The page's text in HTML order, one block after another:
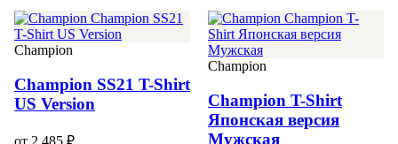
Champion
Champion SS21 T-Shirt
US Version
от 2 485 ₽
Champion
Champion T-Shirt
Японская версия
Мужская